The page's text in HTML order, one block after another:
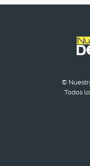
©
Todos